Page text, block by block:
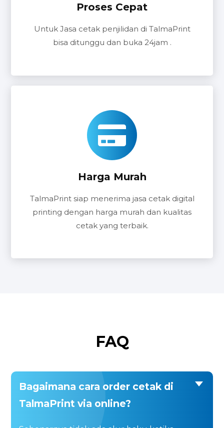
Proses Cepat
Untuk Jasa cetak penjilidan di TalmaPrint
bisa ditunggu dan buka 24jam .
Harga Murah
TalmaPrint siap menerima jasa cetak digital
printing dengan harga murah dan kualitas
cetak yang terbaik.
FAQ
Bagaimana cara order cetak di
TalmaPrint via online?